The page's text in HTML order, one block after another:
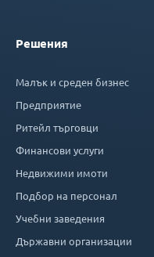
Решения
Малък и среден бизнес
Предприятие
Ритейл търговци
Финансови услуги
Недвижими имоти
Подбор на персонал
Учебни заведения
Държавни организации